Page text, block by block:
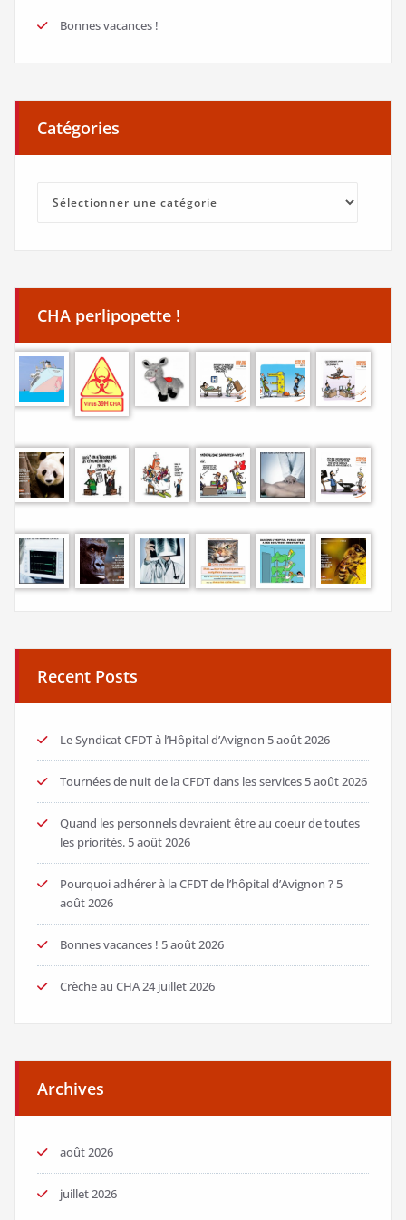
Bonnes vacances !
Catégories
CHA perlipopette !
Recent Posts
Le Syndicat CFDT à l’Hôpital d’Avignon 5 août 2026
Tournées de nuit de la CFDT dans les services 5 août 2026
Quand les personnels devraient être au coeur de toutes
les priorités. 5 août 2026
Pourquoi adhérer à la CFDT de l’hôpital d’Avignon ? 5
août 2026
Bonnes vacances ! 5 août 2026
Crèche au CHA 24 juillet 2026
Archives
août 2026
juillet 2026